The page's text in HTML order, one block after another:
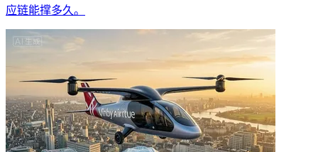
应链能撑多久。